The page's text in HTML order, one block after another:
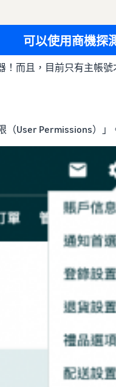
可以使用商機探
而且，目前只有主帳
（User Permissions）」